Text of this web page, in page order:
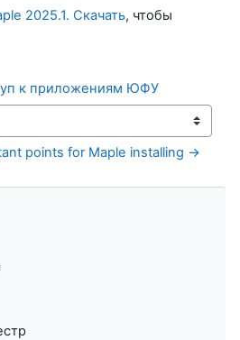
2025.1. Скачать, чтобы
к приложениям ЮФУ
points for Maple installing →